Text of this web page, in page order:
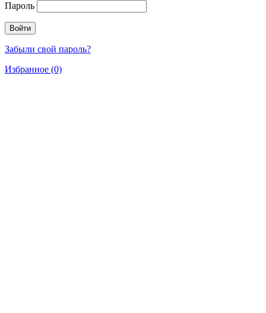
Пароль
Забыли свой пароль?
Избранное (0)